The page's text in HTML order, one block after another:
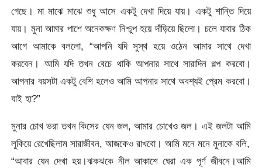
গেছে। মা মাঝে মাঝে শুধু আসে একটু দেখা দিয়ে যায়। একটু শান্তি দিয়ে
যায়। মুনা আমার পাশে অনেকক্ষণ নিশ্চুপ হয়ে দাঁড়িয়ে ছিলো। চলে যাবার ঠিক
আগে আমাকে বললো, “আপনি যদি সুস্থ হয়ে ওঠেন আমার সাথে দেখা
করবেন। আমি যদি তখন বেচে থাকি আপনার সাথে সারাদিন গল্প করবো।
আপনার বয়সটা একটু বেশি হলেও আমি আপনার সাথে অবশ্যই প্রেম করবো।
যাই হা?”
মুনার চোখ ভরা তখন কিসের যেন জল, আমার চোখেও জল। এই জলটা আমি
লুকিয়ে রেখেছিলাম সারাজীবন, আজকেও রাখবো। আমি মনে মনে মুনাকে বলি,
“আবার যেন দেখা হয়।ঝকঝকে নীল আকাশে ঘেরা এক পূর্ণ জীবনে।আমি